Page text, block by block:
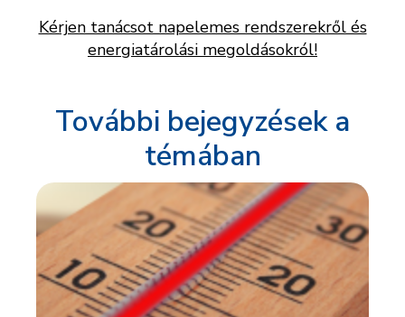
Kérjen tanácsot napelemes rendszerekről és
energiatárolási megoldásokról!
További bejegyzések a
témában